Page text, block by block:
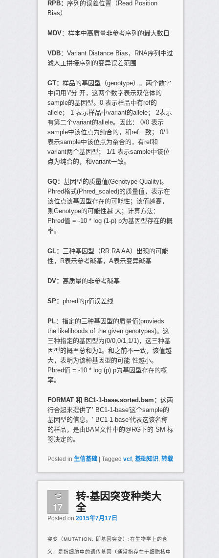
RPB： 序列的误差位置（Read Position
Bias）
MDV：样本中高质量非参考序列的最大数目
VDB：Variant Distance Bias，RNA序列中过
滤人工拼接序列的变异误差范围
GT： 样品的基因型（genotype）。两个数字
中间用’/'分 开，这两个数字表示双倍体的
sample的基因型。0 表示样品中有ref的
allele； 1 表示样品中variant的allele； 2表示
有第二个variant的allele。因此： 0/0 表示
sample中该位点为纯合的，和ref一致； 0/1
表示sample中该位点为杂合的，有ref和
variant两个基因型； 1/1 表示sample中该位
点为纯合的，和variant一致。
GQ： 基因型的质量值(Genotype Quality)。
Phred格式(Phred_scaled)的质量值，表示在
该位点该基因型存在的可能性；该值越高，
则Genotype的可能性越 大；计算方法：
Phred值 = -10 * log (1-p) p为基因型存在的概
率。
GL： 三种基因型（RR RA AA）出现的可能
性，R表示参考碱基，A表示变异碱基
DV： 高质量的非参考碱基
SP： phred的p值误差线
PL：指定的三种基因型的质量值(provieds
the likelihoods of the given genotypes)。这
三种指定的基因型为(0/0,0/1,1/1)，这三种基
因型的概率总和为1。和之前不一致，该值越
大，表明为该种基因型的可能 性越小。
Phred值 = -10 * log (p) p为基因型存在的概
率。
FORMAT 和 BC1-1-base.sorted.bam ： 这两
行合起来提供了’ BC1-1-base′这个sample的
基因型的信息。’ BC1-1-base′代表这该名称
的样品，是由BAM文件中的@RG下的 SM 标
签决定的。
Posted in 生信基础 Tagged vcf, 基础知识, 转载
七
17
转-基因突变种类大
全
Posted on 2015年7月17日
突变（MUTATION, 即基因突变）:在生物学上的含
义，是指细胞中的遗传基因（通常指存在于细胞核中